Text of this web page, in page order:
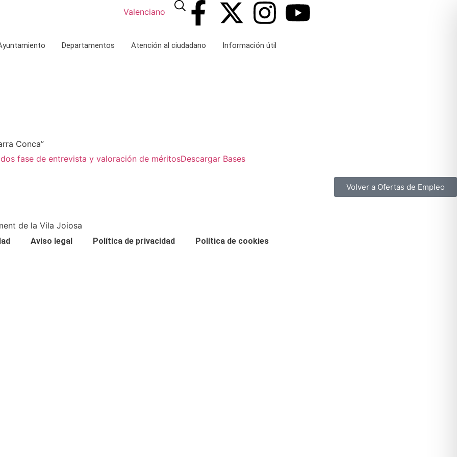
Valenciano
Departamentos Atención al ciudadano Información útil
Conca”
fase de entrevista y valoración de méritosDescargar Bases
Volver a Ofertas de Empleo
de la Vila Joiosa
Aviso legal Política de privacidad Política de cookies